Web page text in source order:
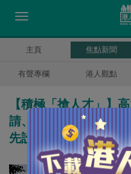
主頁 焦點新聞
有聲專欄 港人觀點
【積極「搶人才」】
請、部分申請數天內
先設想